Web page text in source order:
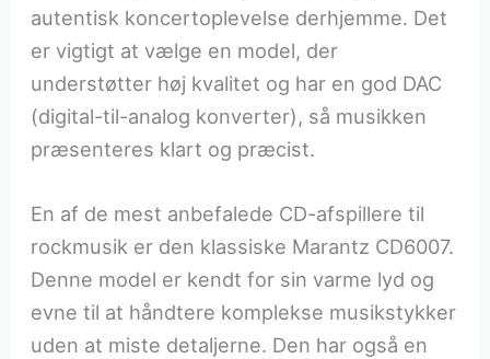
autentisk koncertoplevelse derhjemme. Det
er vigtigt at vælge en model, der
understøtter høj kvalitet og har en god DAC
(digital-til-analog konverter), så musikken
præsenteres klart og præcist.
En af de mest anbefalede CD-afspillere til
rockmusik er den klassiske Marantz CD6007.
Denne model er kendt for sin varme lyd og
evne til at håndtere komplekse musikstykker
uden at miste detaljerne. Den har også en